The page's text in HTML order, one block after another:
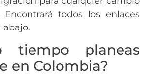
Encontrará todos los enlaces
abajo.
tiempo planeas
en Colombia?